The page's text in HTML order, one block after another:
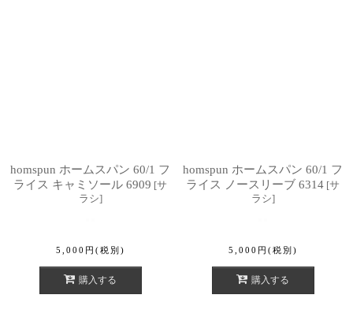
homspun ホームスパン 60/1 フ
ライス キャミソール 6909 [サ
ラシ]
5,000 円 (税別)
購入する
homspun ホームスパン 60/1 フ
ライス ノースリーブ 6314 [サ
ラシ]
5,000 円 (税別)
購入する